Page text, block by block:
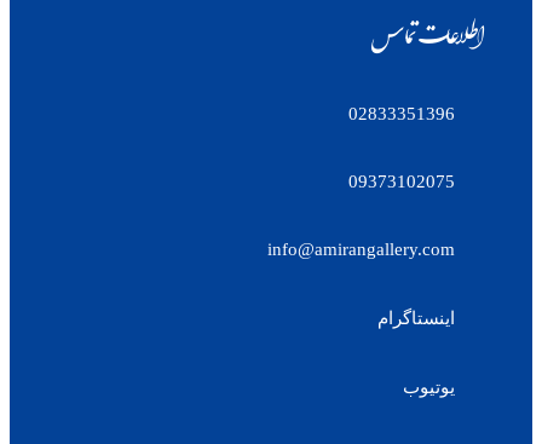
اطلاعات تماس
02833351396
09373102075
info@amirangallery.com
اینستاگرام
یوتیوب